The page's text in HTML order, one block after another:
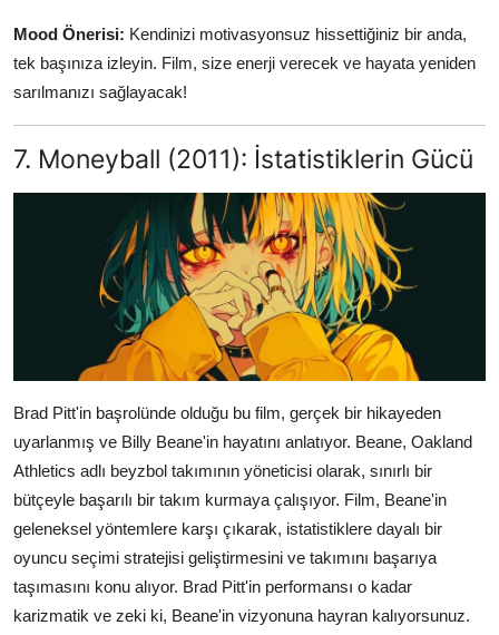
Mood Önerisi: Kendinizi motivasyonsuz hissettiğiniz bir anda,
tek başınıza izleyin. Film, size enerji verecek ve hayata yeniden
sarılmanızı sağlayacak!
7. Moneyball (2011): İstatistiklerin Gücü
Brad Pitt'in başrolünde olduğu bu film, gerçek bir hikayeden
uyarlanmış ve Billy Beane'in hayatını anlatıyor. Beane, Oakland
Athletics adlı beyzbol takımının yöneticisi olarak, sınırlı bir
bütçeyle başarılı bir takım kurmaya çalışıyor. Film, Beane'in
geleneksel yöntemlere karşı çıkarak, istatistiklere dayalı bir
oyuncu seçimi stratejisi geliştirmesini ve takımını başarıya
taşımasını konu alıyor. Brad Pitt'in performansı o kadar
karizmatik ve zeki ki, Beane'in vizyonuna hayran kalıyorsunuz.